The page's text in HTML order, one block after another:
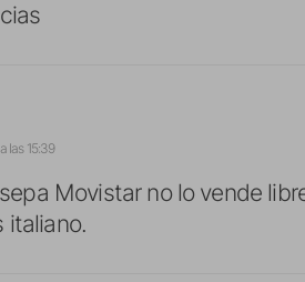
las 15:39
Movistar no lo vende
italiano.